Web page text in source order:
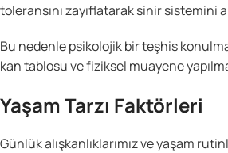
toleransını zayıflatarak sinir sistemini
Bu nedenle psikolojik bir teşhis
kan tablosu ve fiziksel muayene
Yaşam Tarzı Faktörleri
Günlük alışkanlıklarımız ve yaşam